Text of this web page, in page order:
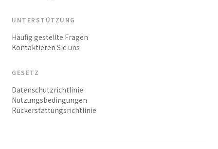
UNTERSTÜTZUNG
Häufig gestellte Fragen
Kontaktieren Sie uns
GESETZ
Datenschutzrichtlinie
Nutzungsbedingungen
Rückerstattungsrichtlinie